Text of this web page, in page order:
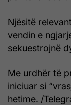
Njësitë
vendin e
sekuestrojnë
Me urdhër të
iniciuar si
hetime. /